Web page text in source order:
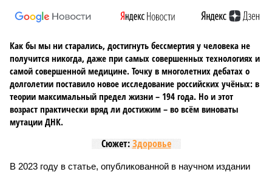
Как бы мы ни старались, достигнуть бессмертия у человека не
получится никогда, даже при самых совершенных технологиях и
самой совершенной медицине. Точку в многолетних дебатах о
долголетии поставило новое исследование российских учёных: в
теории максимальный предел жизни – 194 года. Но и этот
возраст практически вряд ли достижим – во всём виноваты
мутации ДНК.
Сюжет:Здоровье
В 2023 году в статье, опубликованной в научном издании